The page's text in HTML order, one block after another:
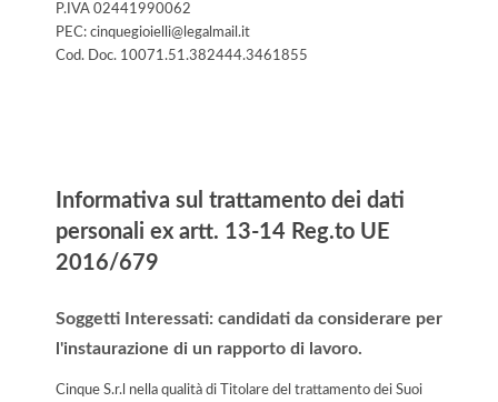
P.IVA 02441990062
PEC: cinquegioielli@legalmail.it
Cod. Doc. 10071.51.382444.3461855
Informativa sul trattamento dei dati
personali ex artt. 13-14 Reg.to UE
2016/679
Soggetti Interessati: candidati da considerare per
l'instaurazione di un rapporto di lavoro.
Cinque S.r.l nella qualità di Titolare del trattamento dei Suoi